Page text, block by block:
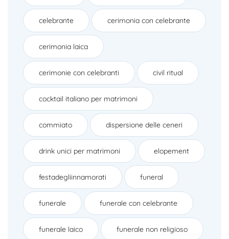
celebrante cerimonia con celebrante
cerimonia laica
cerimonie con celebranti civil ritual
cocktail italiano per matrimoni
commiato dispersione delle ceneri
drink unici per matrimoni elopement
festadegliinnamorati funeral
funerale funerale con celebrante
funerale laico funerale non religioso